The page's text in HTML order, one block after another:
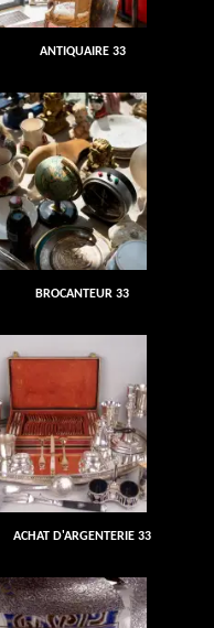
ANTIQUAIRE 33
BROCANTEUR 33
ACHAT D'ARGENTERIE 33